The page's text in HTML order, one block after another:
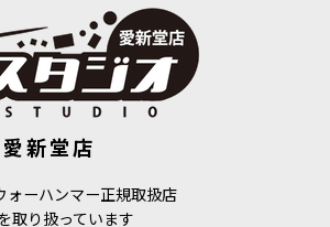
と世界観をまとめて支える中核ルールブ
トルトーム：ドーター・オヴ・カインは、
を本格的に編成し、遊び、集めていくた
となるルールブックです。 ユニットごと
スクロー…
スクロールカード] ドーター・オヴ・カ
(税込)
グ
8,500円(税込)
新堂店
ーハンマー正規取扱店
取り扱っています